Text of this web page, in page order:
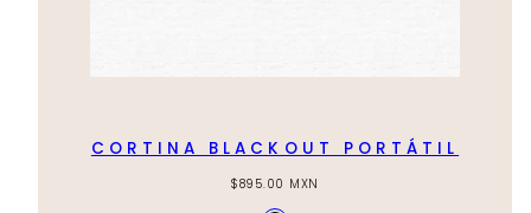
CORTINA BLACKOUT PORTÁTIL
Regular
$895.00 MXN